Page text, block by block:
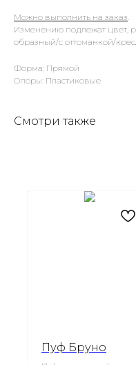
Можно выполнить на заказ.
Изменению подлежат цвет,
образный/с оттоманкой/
Форма: Прямой
Опоры: Пластиковые
Смотри также
Пуф Бруно